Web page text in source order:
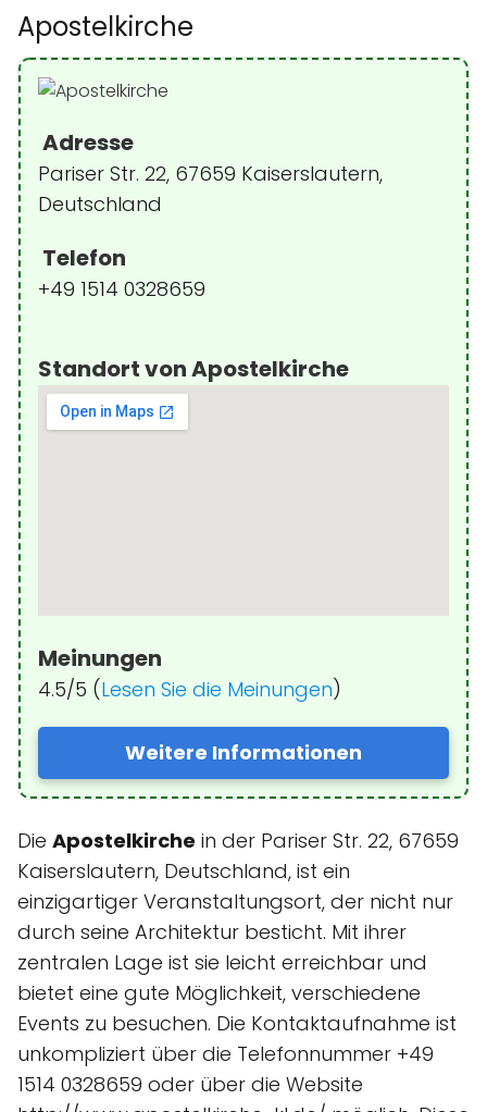
Apostelkirche
Adresse
Pariser Str. 22, 67659 Kaiserslautern,
Deutschland
Telefon
+49 1514 0328659
Standort von Apostelkirche
Meinungen
4.5/5 (Lesen Sie die Meinungen)
Weitere Informationen
Die Apostelkirche in der Pariser Str. 22, 67659
Kaiserslautern, Deutschland, ist ein
einzigartiger Veranstaltungsort, der nicht nur
durch seine Architektur besticht. Mit ihrer
zentralen Lage ist sie leicht erreichbar und
bietet eine gute Möglichkeit, verschiedene
Events zu besuchen. Die Kontaktaufnahme ist
unkompliziert über die Telefonnummer +49
1514 0328659 oder über die Website